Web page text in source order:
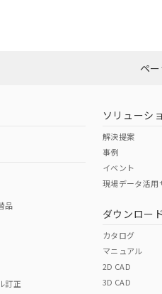
ダウンロードはこちら
Cr(VI)
（日本
ペ
品
訂正
ソリューシ
解決提案
事例
イベント
現場データ活用
ダウンロー
カタログ
マニュアル
2D CAD
3D CAD